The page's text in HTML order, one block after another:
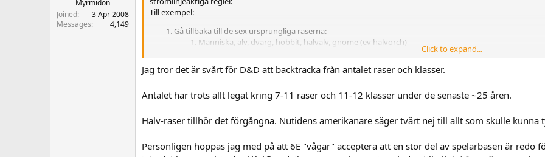
Myrmidon
Joined
3 Apr 2008
Messages
4,149
Till exempel:
Gå tillbaka till de sex ursprungliga raserna:
Människa, alv, dvärg, hobbit, halvalv, gnome (ev halvorch)
Fighter, paladin, cleric, thief, wizard
När det gäller strid..... jag tycker att varje session behöver ha lite konflikt. En del som de kan prata sig
beror ju på gruppens sammansättning. Några vill ju BARA ha prat-rollspel och andra vill BARA ha SVÄRD-
Men i grund och botten är inte DnD 5.5 min kopp med te. Jag håller mig till DoD23 men är sugen på
Click to expand...
Jag tror det är svårt för D&D att backtracka från antalet raser och klasser.
Antalet har trots allt legat kring 7-11 raser och 11-12 klasser under de senaste ~25 åren.
Halv-raser tillhör det förgångna. Nutidens amerikanare säger tvärt nej till allt som skulle kunna
Personligen hoppas jag med på att 6E "vågar" acceptera att en stor del av spelarbasen är redo